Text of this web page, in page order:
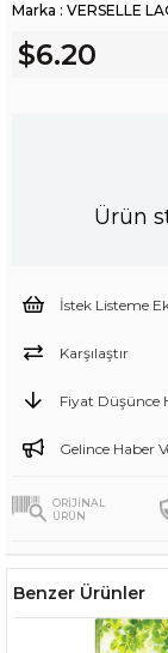
Marka : VERSELLE
$6.20
Ürün
İstek Listeme
Karşılaştır
Fiyat Düşünce
Gelince Haber
ORİJİNAL
ÜRÜN
Benzer Ürünler